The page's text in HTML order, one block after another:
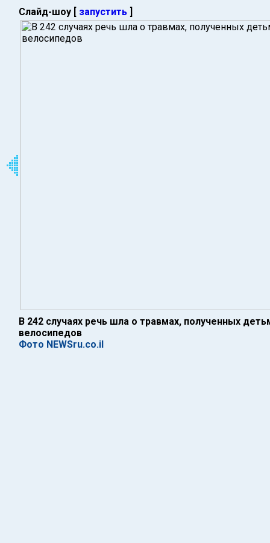
Слайд-шоу [ запустить ]
В 242 случаях речь шла о травмах, полученных
велосипедов
Фото NEWSru.co.il